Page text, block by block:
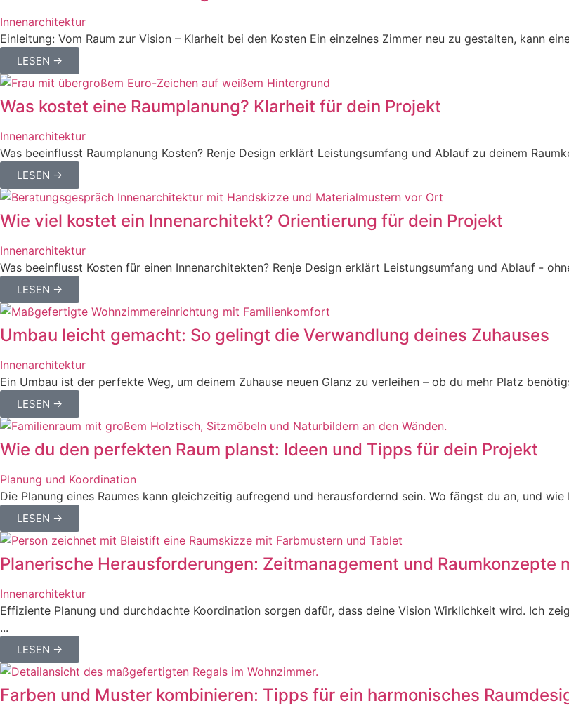
Innenarchitektur
Einleitung: Vom Raum zur Vision – Klarheit bei den Kosten Ein einzelnes Zimmer neu zu gestalten, kann
LESEN →
Was kostet eine Raumplanung? Klarheit für dein Projekt
Innenarchitektur
Was beeinflusst Raumplanung Kosten? Renje Design erklärt Leistungsumfang und Ablauf zu deinem
LESEN →
Wie viel kostet ein Innenarchitekt? Orientierung für dein Projekt
Innenarchitektur
Was beeinflusst Kosten für einen Innenarchitekten? Renje Design erklärt Leistungsumfang und Ablauf -
LESEN →
Umbau leicht gemacht: So gelingt die Verwandlung deines Zuhauses
Innenarchitektur
Ein Umbau ist der perfekte Weg, um deinem Zuhause neuen Glanz zu verleihen – ob du mehr Platz
LESEN →
Wie du den perfekten Raum planst: Ideen und Tipps für dein Projekt
Planung und Koordination
Die Planung eines Raumes kann gleichzeitig aufregend und herausfordernd sein. Wo fängst du an, und
LESEN →
Planerische Herausforderungen: Zeitmanagement und Raumkonzepte
Innenarchitektur
Effiziente Planung und durchdachte Koordination sorgen dafür, dass deine Vision Wirklichkeit wird. Ich
...
LESEN →
Farben und Muster kombinieren: Tipps für ein harmonisches